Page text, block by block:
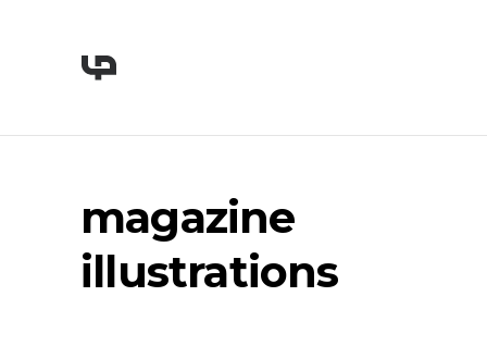
magazine
illustrations